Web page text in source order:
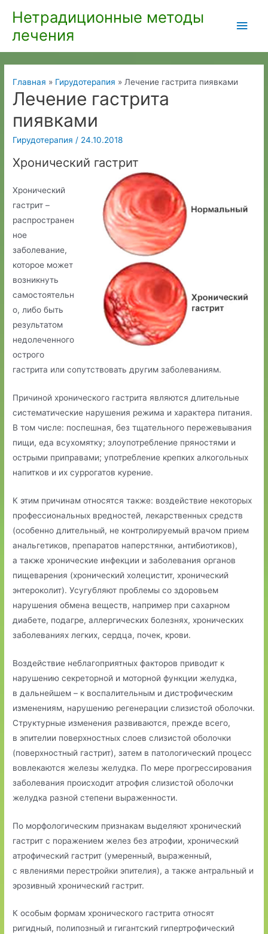
содержимому
Нетрадиционные методы
лечения
Главная Гирудотерапия Лечение гастрита пиявками
Лечение гастрита
пиявками
Гирудотерапия / 24.10.2018
Хронический гастрит
Хронический
гастрит –
распространен
ное
заболевание,
которое может
возникнуть
самостоятельн
о, либо быть
результатом
недолеченного
острого
гастрита или сопутствовать другим заболеваниям.
Причиной хронического гастрита являются длительные
систематические нарушения режима и характера питания.
В том числе: поспешная, без тщательного пережевывания
пищи, еда всухомятку; злоупотребление пряностями и
острыми приправами; употребление крепких алкогольных
напитков и их суррогатов курение.
К этим причинам относятся также: воздействие некоторых
профессиональных вредностей, лекарственных средств
(особенно длительный, не контролируемый врачом прием
анальгетиков, препаратов наперстянки, антибиотиков),
а также хронические инфекции и заболевания органов
пищеварения (хронический холецистит, хронический
энтероколит). Усугубляют проблемы со здоровьем
нарушения обмена веществ, например при сахарном
диабете, подагре, аллергических болезнях, хронических
заболеваниях легких, сердца, почек, крови.
Воздействие неблагоприятных факторов приводит к
нарушению секреторной и моторной функции желудка,
в дальнейшем – к воспалительным и дистрофическим
изменениям, нарушению регенерации слизистой оболочки.
Структурные изменения развиваются, прежде всего,
в эпителии поверхностных слоев слизистой оболочки
(поверхностный гастрит), затем в патологический процесс
вовлекаются железы желудка. По мере прогрессирования
заболевания происходит атрофия слизистой оболочки
желудка разной степени выраженности.
По морфологическим признакам выделяют хронический
гастрит с поражением желез без атрофии, хронический
атрофический гастрит (умеренный, выраженный,
с явлениями перестройки эпителия), а также антральный и
эрозивный хронический гастрит.
К особым формам хронического гастрита относят
ригидный, полипозный и гигантский гипертрофический